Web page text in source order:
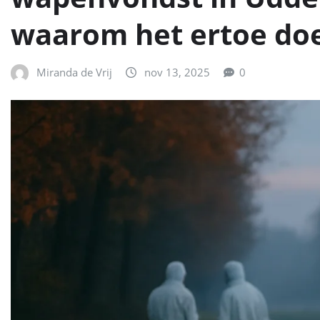
waarom het ertoe
Miranda de Vrij nov 13, 2025 0